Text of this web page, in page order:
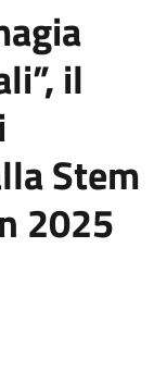
il
Stem
2025